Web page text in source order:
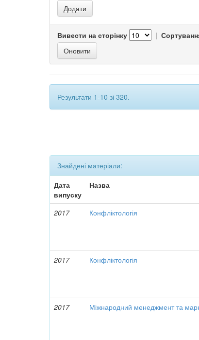
Вивести на сторінку |
Результати 1-10 зі 320.
Знайдені матеріали:
Дата
випуску
Назва
2017 Конфліктологія
2017
Конфліктологія
2017
Міжнародний менеджмент та